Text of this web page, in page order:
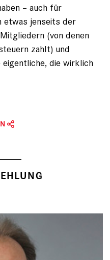
– auch für
etwas jenseits der
(von denen
zahlt) und
die wirklich